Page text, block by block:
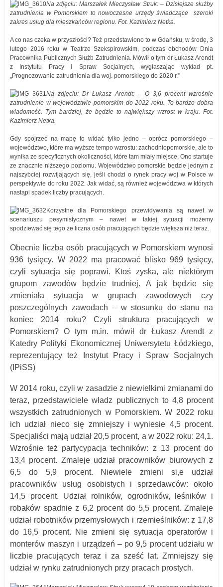
Na zdjęciu: Marszałek Mieczysław Struk: – Dzisiejsze służby
zatrudnienia w Pomorskiem to nowoczesne urzędy świadczące szeroki
zakres usług dla mieszkańców regionu. Fot. Kazimierz Netka.
A co nas czeka w przyszłości? Też przedstawiono to w Gdańsku, w środę, 3
lutego 2016 roku w Teatrze Szekspirowskim, podczas obchodów Dnia
Pracownika Publicznych Służb Zatrudnienia. Mówił o tym dr Łukasz Arendt
z Instytutu Pracy i Spraw Socjalnych, wygłaszając wykład pt.
„Prognozowanie zatrudnienia dla woj. pomorskiego do 2020 r.”
Na zdjęciu: Dr Łukasz Arendt: – O 3,6 procent wzrośnie
zatrudnienie w województwie pomorskim do 2022 roku. To bardzo dobra
wiadomość. Tym bardziej, że będzie to największy wzrost w kraju. Fot.
Kazimierz Netka.
Gdy spojrzeć na mapę to widać tylko jedno – oprócz pomorskiego –
województwo, które ma wyższe tempo wzrostu: zachodniopomorskie, ale to
wynika ze specyficznych okoliczności, które tam miały miejsce. Ono startuje
ze znacznie niższego poziomu. Województwo pomorskie będzie jednym z
najszybciej rozwijających się, jeśli chodzi o rynek pracy woj w Polsce w
perspektywie do roku 2022. Jak widać, są również województwa w których
nastąpi spadek liczby pracujących.
Korzystne dla Pomorskiego przewidywania są nawet w
scenariuszu pesymistycznym – nawet w takiej sytuacji możemy
spodziewać się tego że liczna osób pracujących będzie większa niż teraz.
Obecnie liczba osób pracujących w Pomorskiem wynosi
936 tysięcy. W 2022 ma pracować blisko 969 tysięcy,
czyli sytuacja się poprawi. Ktoś zyska, ale niektórym
grupom zawodów będzie trudniej. A jak będzie się
zmieniała sytuacja w grupach zawodowych czy
poszczególnych zawodach – w stosunku do stanu na
koniec 2014 roku? Czyli struktura pracujących w
Pomorskiem? O tym m.in. mówił dr Łukasz Arendt z
Katedry Polityki Ekonomicznej Uniwersytetu Łódzkiego,
reprezentujący też Instytut Pracy i Spraw Socjalnych
(IPiSS)
W 2014 roku, czyli w zasadzie z niewielkimi zmianami do
teraz, przedstawiciele władz publicznych to 4,8 procent
wszystkich zatrudnionych w Pomorskiem. W 2022 roku
ich udział nieco się zmniejszy i wyniesie 4,5 procent.
Specjaliści mają udział 20,5 procent, a w 2022 roku: 24,1.
Wzrośnie też partycypacja techników: z 13 procent do
13,4 procent. Zmaleje udział pracowników biurowych z
6,5 do 5,9 procent. Niewiele zmieni si,e udział
pracowników usług osobistych i sprzedawców: około
14,5 procent. Udział rolników, ogrodników, leśników i
robaków spadnie z 6,2 procent do 5,5 procent. Zmaleje
udział robotników przemysłowych i rzemieślników: z 17,8
do 16,5 procent. Nie zmieni się sytuacja operatorów i
monterów maszyn i urządzeń – po 9,5 procent udziału w
liczbie pracujących teraz i za sześć lat. Zmniejszy się
udział w rynku zatrudnionych przy pracach prostych.